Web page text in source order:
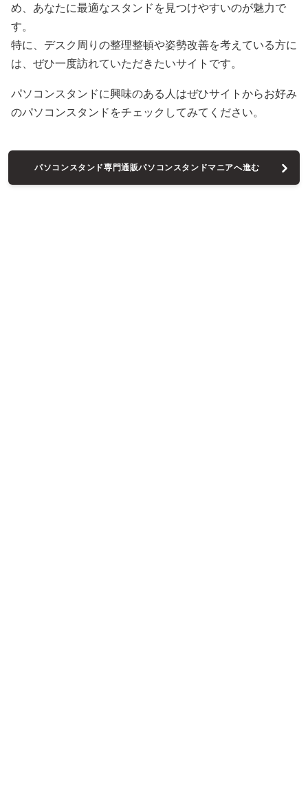
め、あなたに最適なスタンドを見つけやすいのが魅力で
す。
特に、デスク周りの整理整頓や姿勢改善を考えている方に
は、ぜひ一度訪れていただきたいサイトです。
パソコンスタンドに興味のある人はぜひサイトからお好み
のパソコンスタンドをチェックしてみてください。
パソコンスタンド専門通販パソコンスタンドマニアへ進む